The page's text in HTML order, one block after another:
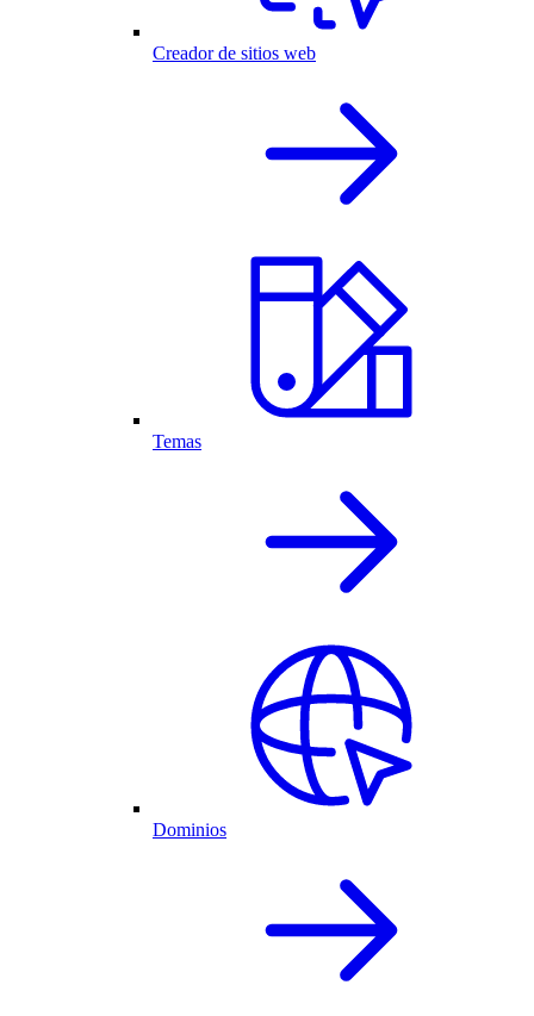
Creador de sitios web
Temas
Dominios